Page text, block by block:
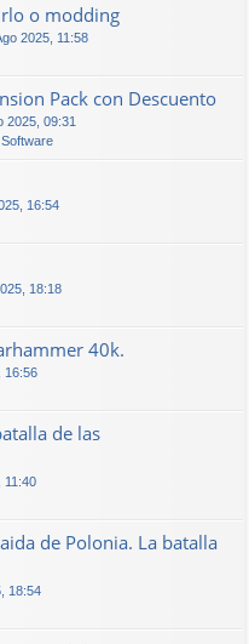
o modding
2025, 11:58
Pack con Descuento
2025, 09:31
16:54
18:18
40k.
16:56
de las
11:40
de Polonia. La batalla
18:54